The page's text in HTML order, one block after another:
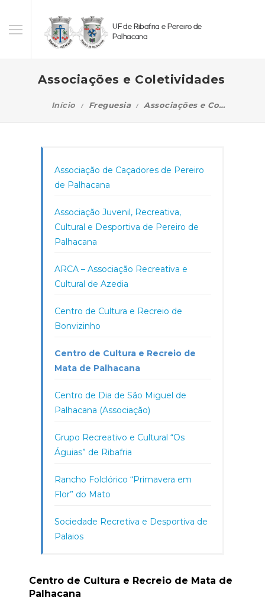
UF de Ribafria e Pereiro de
Palhacana
Associações e Coletividades
Início Freguesia Associações e Coletividades
Associação de Caçadores de Pereiro
de Palhacana
Associação Juvenil, Recreativa,
Cultural e Desportiva de Pereiro de
Palhacana
ARCA – Associação Recreativa e
Cultural de Azedia
Centro de Cultura e Recreio de
Bonvizinho
Centro de Cultura e Recreio de
Mata de Palhacana
Centro de Dia de São Miguel de
Palhacana (Associação)
Grupo Recreativo e Cultural “Os
Águias” de Ribafria
Rancho Folclórico “Primavera em
Flor” do Mato
Sociedade Recretiva e Desportiva de
Palaios
Centro de Cultura e Recreio de Mata de
Palhacana